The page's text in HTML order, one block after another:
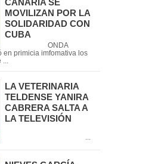
MOVILIZAN POR LA
SOLIDARIDAD CON
CUBA
ONDA
en primicia imfomativa los
LA VETERINARIA
TELDENSE YANIRA
CABRERA SALTA A
LA TELEVISIÓN